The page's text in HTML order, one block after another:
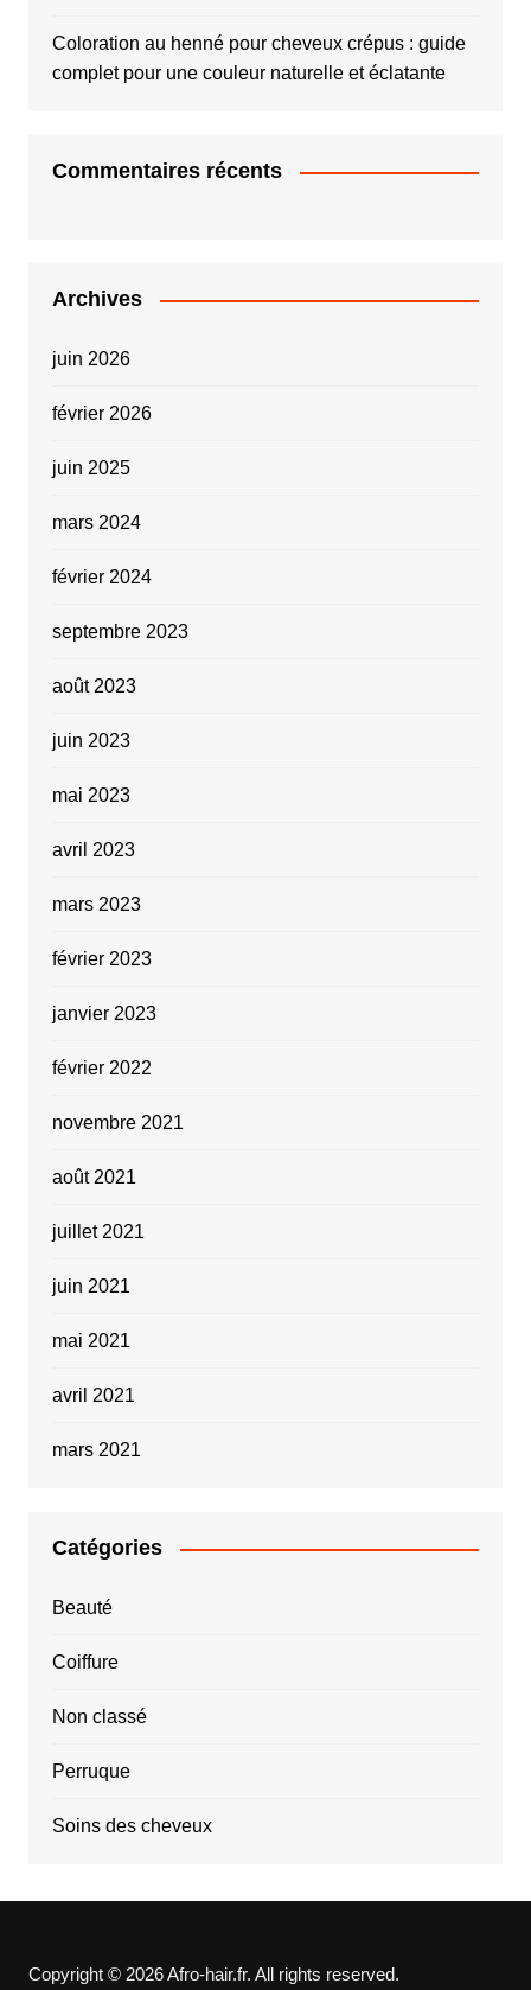
Coloration au henné pour cheveux crépus : guide
complet pour une couleur naturelle et éclatante
Commentaires récents
Archives
juin 2026
février 2026
juin 2025
mars 2024
février 2024
septembre 2023
août 2023
juin 2023
mai 2023
avril 2023
mars 2023
février 2023
janvier 2023
février 2022
novembre 2021
août 2021
juillet 2021
juin 2021
mai 2021
avril 2021
mars 2021
Catégories
Beauté
Coiffure
Non classé
Perruque
Soins des cheveux
Copyright © 2026 Afro-hair.fr. All rights reserved.